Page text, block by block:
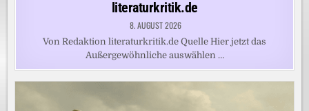
literaturkritik.de
8. AUGUST 2026
Von Redaktion literaturkritik.de Quelle Hier jetzt das
Außergewöhnliche auswählen …